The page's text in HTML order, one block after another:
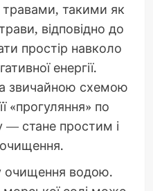
такими як
відповідно до
простір навколо
енергії.
звичайною схемою
«прогуляння» по
стане простим і
очищення водою.